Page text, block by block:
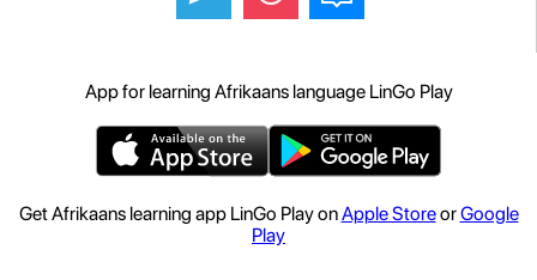
App for learning Afrikaans language LinGo Play
Get Afrikaans learning app LinGo Play onApple StoreorGoogle
Play